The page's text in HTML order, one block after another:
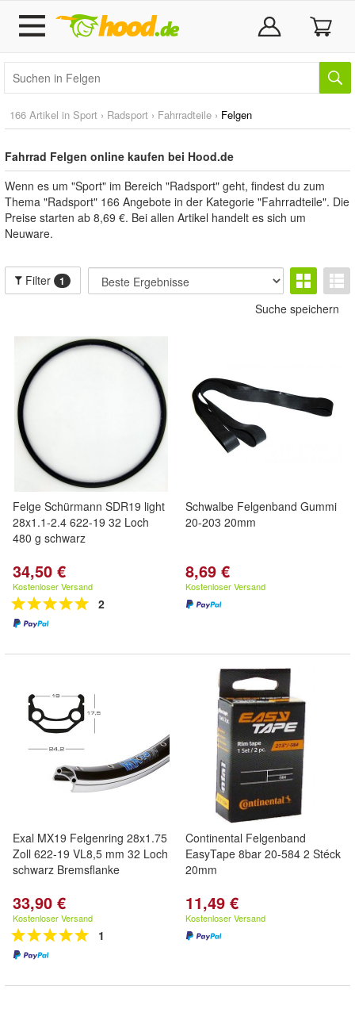
166 Artikel in Sport › Radsport › Fahrradteile › Felgen
Fahrrad Felgen online kaufen bei Hood.de
Wenn es um "Sport" im Bereich "Radsport" geht, findest du zum
Thema "Radsport" 166 Angebote in der Kategorie "Fahrradteile". Die
Preise starten ab 8,69 €. Bei allen Artikel handelt es sich um
Neuware.
Filter 1
Suche speichern
Felge Schürmann SDR19 light
28x1.1-2.4 622-19 32 Loch
480 g schwarz
34,50 €
Kostenloser Versand
2
Schwalbe Felgenband Gummi
20-203 20mm
8,69 €
Kostenloser Versand
Exal MX19 Felgenring 28x1.75
Zoll 622-19 VL8,5 mm 32 Loch
schwarz Bremsflanke
33,90 €
Kostenloser Versand
1
Continental Felgenband
EasyTape 8bar 20-584 2 Stéck
20mm
11,49 €
Kostenloser Versand